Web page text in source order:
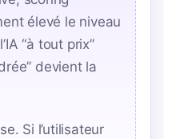
élevé le niveau
“à tout prix”
devient la
Si l’utilisateur